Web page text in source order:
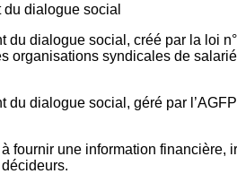
du dialogue social, créé par la loi
organisations syndicales de
du dialogue social, géré par
fournir une information